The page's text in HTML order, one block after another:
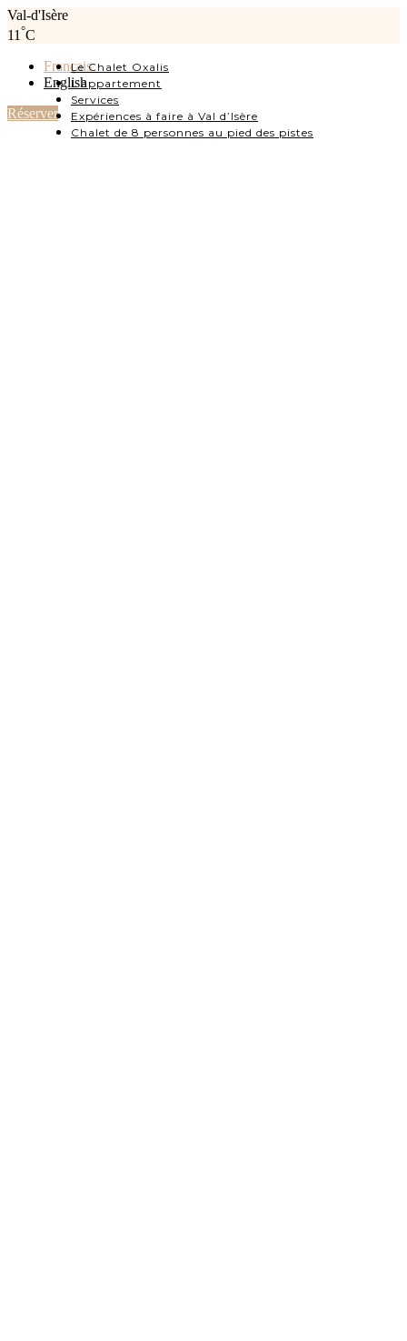
Val-d'Isère
11 °C
Français
English
Réserver
Le Chalet Oxalis
L’appartement
Services
Expériences à faire à Val d’Isère
Chalet de 8 personnes au pied des pistes